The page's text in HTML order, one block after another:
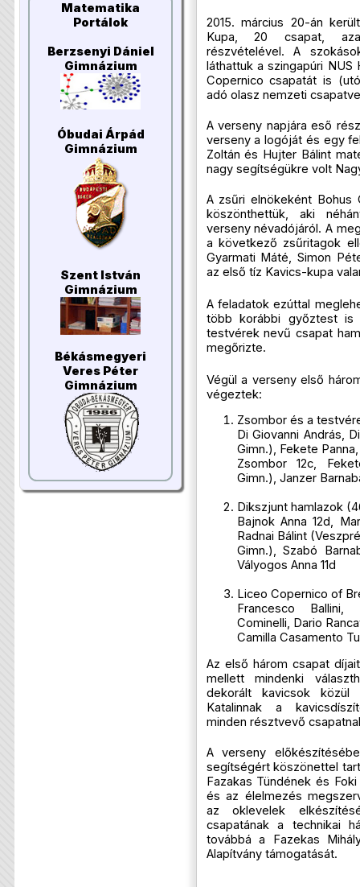
Matematika
Portálok
Berzsenyi Dániel
Gimnázium
Óbudai Árpád
Gimnázium
Szent István
Gimnázium
Békásmegyeri
Veres Péter
Gimnázium
2015. március 20-án
Kupa, 20 csapat,
részvételével. A
láthattuk a szingapúri
Copernico csapatát is
adó olasz nemzeti
A verseny napjára eső
verseny a logóját és egy
Zoltán és Hujter Bálint
nagy segítségükre volt
A zsűri elnökeként Bohus
köszönthettük, aki
verseny névadójáról. A
a következő zsűritagok
Gyarmati Máté, Simon
az első tíz Kavics-kupa
A feladatok ezúttal
több korábbi győztest is
testvérek nevű csapat
megőrizte.
Végül a verseny első
végeztek:
Zsombor és a
Di Giovanni András,
Gimn.), Fekete
Zsombor 12c,
Gimn.), Janzer
Dikszjunt hamlazok
Bajnok Anna 12d,
Radnai Bálint
Gimn.), Szabó
Vályogos Anna 11d
Liceo Copernico of
Francesco Ballini,
Cominelli, Dario
Camilla Casamento
Az első három csapat
mellett mindenki
dekorált kavicsok
Katalinnak a
minden résztvevő
A verseny
segítségért köszönettel
Fazakas Tündének és
és az élelmezés
az oklevelek
csapatának a technikai
továbbá a Fazekas
Alapítvány támogatását.